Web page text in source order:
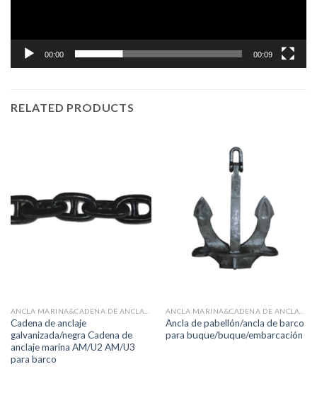
00:00 00:09
RELATED PRODUCTS
Cadena de anclaje
galvanizada/negra Cadena de
anclaje marina AM/U2 AM/U3
para barco
Ancla de pabellón/ancla de barco
para buque/buque/embarcación